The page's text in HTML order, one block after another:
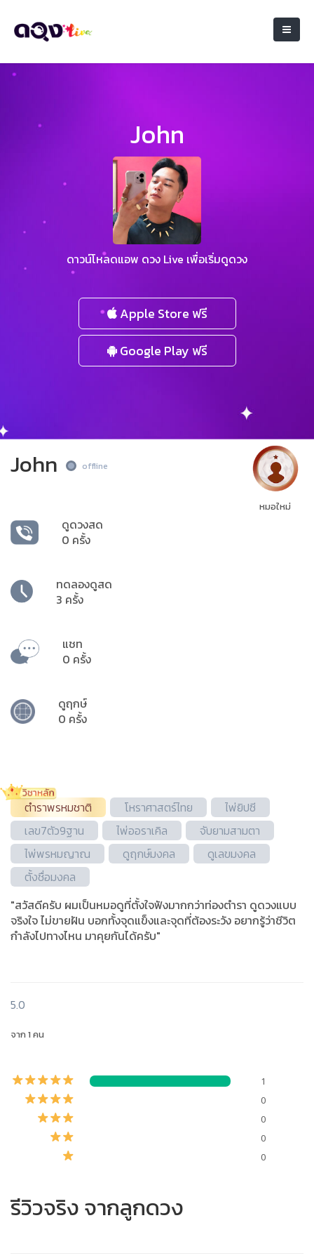
John
ดาวน์โหลดแอพ ดวง Live เพื่อเริ่มดูดวง
Apple Store ฟรี
Google Play ฟรี
John offline
ดูดวงสด
0 ครั้ง
ทดลองดูสด
3 ครั้ง
แชท
0 ครั้ง
ดูฤกษ์
0 ครั้ง
หมอใหม่
ตำราพรหมชาติ โหราศาสตร์ไทย
ไพ่ยิปซี
เลข7ตัว9ฐาน
ไพ่ออราเคิล
จับยามสามตา
ไพ่พรหมญาณ
ดูฤกษ์มงคล
ดูเลขมงคล
ตั้งชื่อมงคล
"สวัสดีครับ ผมเป็นหมอดูที่ตั้งใจฟังมากกว่าท่องตำรา ดูดวงแบบ
จริงใจ ไม่ขายฝัน บอกทั้งจุดแข็งและจุดที่ต้องระวัง อยากรู้ว่าชีวิต
กำลังไปทางไหน มาคุยกันได้ครับ"
5.0
จาก 1 คน
1
0
0
0
0
รีวิวจริง จากลูกดวง